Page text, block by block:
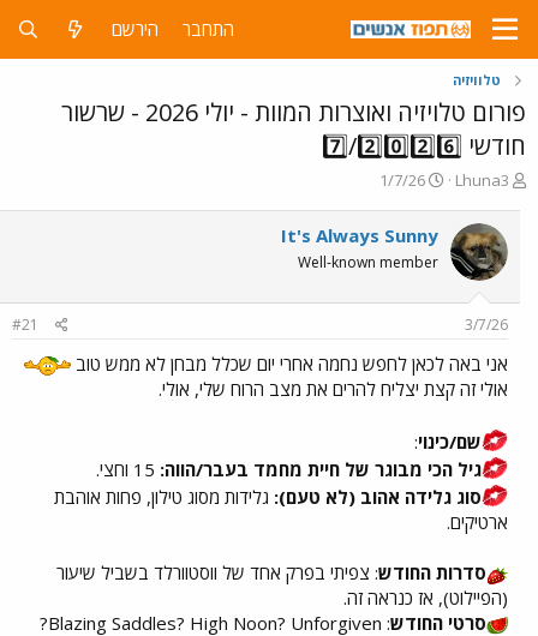
התחבר הירשם
טלוויזיה
פורום טלויזיה ואוצרות המוות - יולי 2026 - שרשור
חודשי 7️⃣/2️⃣0️⃣2️⃣6️⃣
פ
ח
ה
ו
ש
Lhuna3
פ
ס
ם
ת
י
ך
1/7/26
It's Always Sunny
Well-known member
3/7/26
#21
אני באה לכאן לחפש נחמה אחרי יום שכלל מבחן לא ממש טוב
אולי זה קצת יצליח להרים את מצב הרוח שלי, אולי.
שם/כינוי:
גיל הכי מבוגר של חיית מחמד בעבר/הווה: 15 וחצי.
סוג גלידה אהוב (לא טעם): גלידות מסוג טילון, פחות אוהבת
ארטיקים.
סדרות החודש: צפיתי בפרק אחד של ווסטוורלד בשביל שיעור
(הפיילוט), אז כנראה זה.
סרטי החודש
: Blazing Saddles? High Noon? Unforgiven?